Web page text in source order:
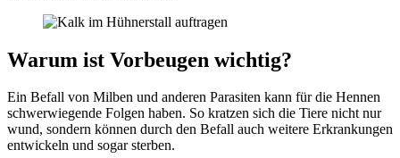
Warum ist Vorbeugen wichtig?
Ein Befall von Milben und anderen Parasiten kann für die Hennen
schwerwiegende Folgen haben. So kratzen sich die Tiere nicht nur
wund, sondern können durch den Befall auch weitere Erkrankungen
entwickeln und sogar sterben.